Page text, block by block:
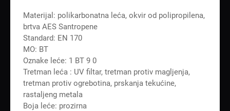
Materijal: polikarbonatna leća, okvir od polipropilena,
brtva AES Santropene
Standard: EN 170
MO: BT
Oznake leće: 1 BT 9 0
Tretman leća : UV filtar, tretman protiv magljenja,
tretman protiv ogrebotina, prskanja tekućine,
rastaljeng metala
Boja leće: prozirna